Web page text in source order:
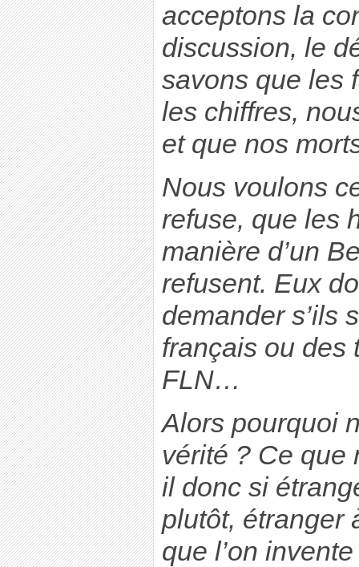
acceptons la
discussion, le
savons que les
les chiffres,
et que nos
Nous voulons
refuse, que les
manière d’un
refusent. Eux
demander s’ils
français ou des
FLN…
Alors pourquoi
vérité ? Ce que
il donc si
plutôt, étranger
que l’on